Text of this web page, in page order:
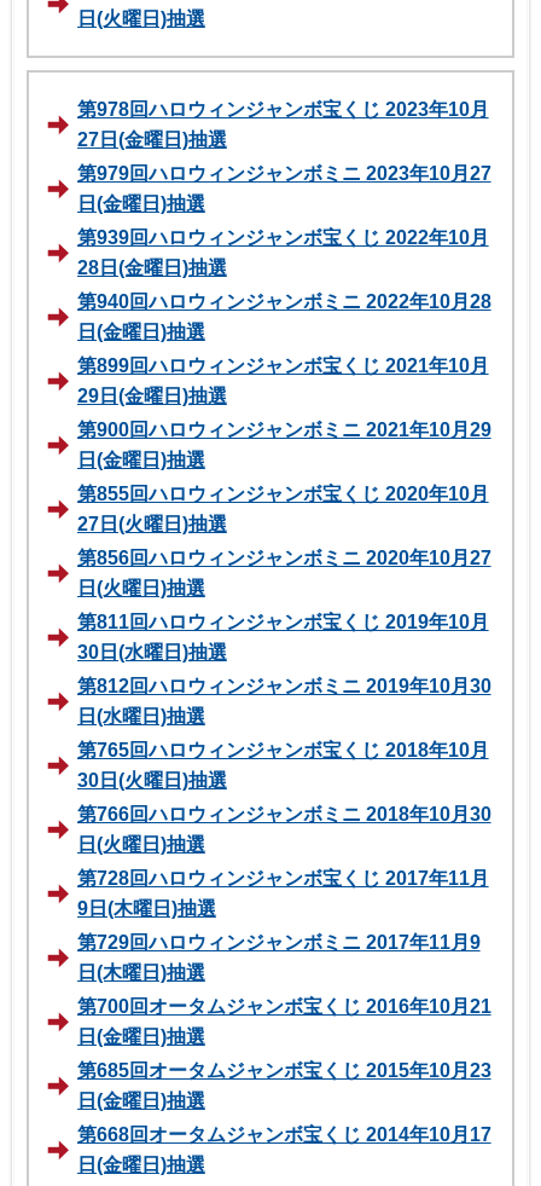
日(火曜日)抽選
第978回ハロウィンジャンボ宝くじ 2023年10月
27日(金曜日)抽選
第979回ハロウィンジャンボミニ 2023年10月27
日(金曜日)抽選
第939回ハロウィンジャンボ宝くじ 2022年10月
28日(金曜日)抽選
第940回ハロウィンジャンボミニ 2022年10月28
日(金曜日)抽選
第899回ハロウィンジャンボ宝くじ 2021年10月
29日(金曜日)抽選
第900回ハロウィンジャンボミニ 2021年10月29
日(金曜日)抽選
第855回ハロウィンジャンボ宝くじ 2020年10月
27日(火曜日)抽選
第856回ハロウィンジャンボミニ 2020年10月27
日(火曜日)抽選
第811回ハロウィンジャンボ宝くじ 2019年10月
30日(水曜日)抽選
第812回ハロウィンジャンボミニ 2019年10月30
日(水曜日)抽選
第765回ハロウィンジャンボ宝くじ 2018年10月
30日(火曜日)抽選
第766回ハロウィンジャンボミニ 2018年10月30
日(火曜日)抽選
第728回ハロウィンジャンボ宝くじ 2017年11月
9日(木曜日)抽選
第729回ハロウィンジャンボミニ 2017年11月9
日(木曜日)抽選
第700回オータムジャンボ宝くじ 2016年10月21
日(金曜日)抽選
第685回オータムジャンボ宝くじ 2015年10月23
日(金曜日)抽選
第668回オータムジャンボ宝くじ 2014年10月17
日(金曜日)抽選